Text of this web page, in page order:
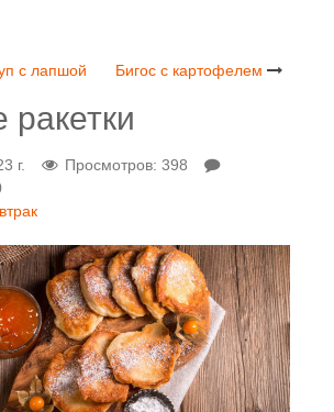
с лапшой Бигос с картофелем
ракетки
г.
Просмотров: 398